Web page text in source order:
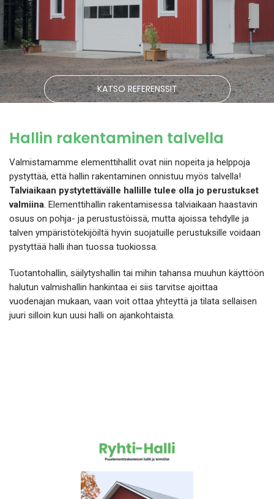
KATSO REFERENSSIT
Hallin rakentaminen talvella
Valmistamamme elementtihallit ovat niin nopeita ja helppoja
pystyttää, että hallin rakentaminen onnistuu myös talvella!
Talviaikaan pystytettävälle hallille tulee olla jo perustukset
valmiina. Elementtihallin rakentamisessa talviaikaan haastavin
osuus on pohja- ja perustustöissä, mutta ajoissa tehdylle ja
talven ympäristötekijöiltä hyvin suojatuille perustuksille voidaan
pystyttää halli ihan tuossa tuokiossa.
Tuotantohallin, säilytyshallin tai mihin tahansa muuhun käyttöön
halutun valmishallin hankintaa ei siis tarvitse ajoittaa
vuodenajan mukaan, vaan voit ottaa yhteyttä ja tilata sellaisen
juuri silloin kun uusi halli on ajankohtaista.